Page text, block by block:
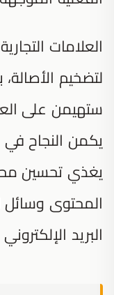
العلامات
لتضخيم
ستهيمن على
يكمن النجاح
يغذي تحسين
المحتوى وسائل
البريد